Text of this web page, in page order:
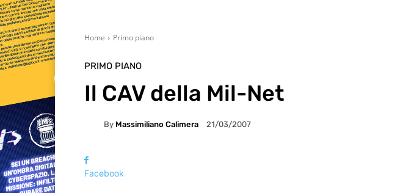
Home Primo piano
PRIMO PIANO
Il CAV della Mil-Net
By Massimiliano Calimera 21/03/2007
Facebook